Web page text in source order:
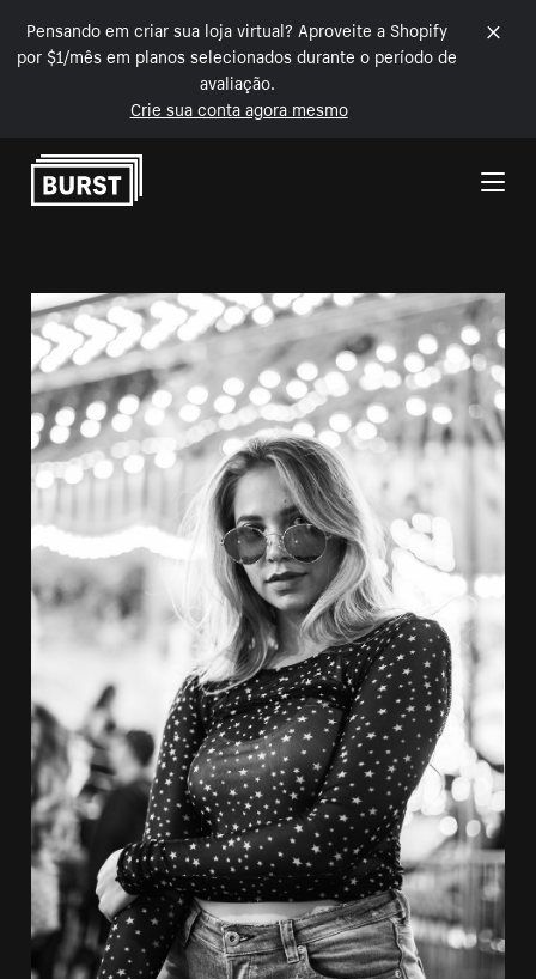
Pensando em criar sua loja virtual? Aproveite a Shopify
por $1/mês em planos selecionados durante o período de
avaliação.
Crie sua conta agora mesmo
Pular para o conteúdo